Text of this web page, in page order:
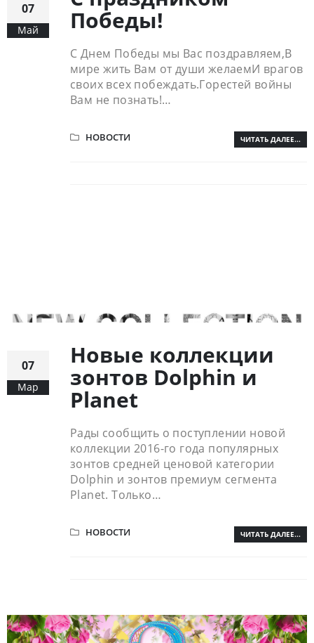
07
Май Победы!
С Днем Победы мы Вас поздравляем,В
мире жить Вам от души желаемИ врагов
своих всех побеждать.Горестей войны
Вам не познать!…
НОВОСТИ ЧИТАТЬ ДАЛЕЕ...
07
Мар
Новые коллекции
зонтов Dolphin и
Planet
Рады сообщить о поступлении новой
коллекции 2016-го года популярных
зонтов средней ценовой категории
Dolphin и зонтов премиум сегмента
Planet. Только…
НОВОСТИ ЧИТАТЬ ДАЛЕЕ...